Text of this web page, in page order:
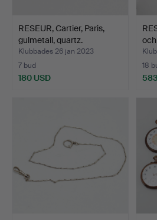
RESEUR, Cartier, Paris,
gulmetall, quartz.
Klubbades 26 jan 2023
7 bud
180 USD
18